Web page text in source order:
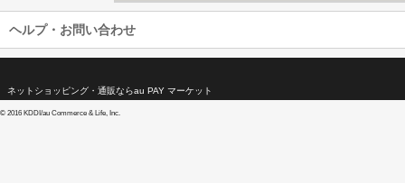
ヘルプ・お問い合わせ
ネットショッピング・通販ならau PAY マーケット
© 2016 KDDI/au Commerce & Life, Inc.